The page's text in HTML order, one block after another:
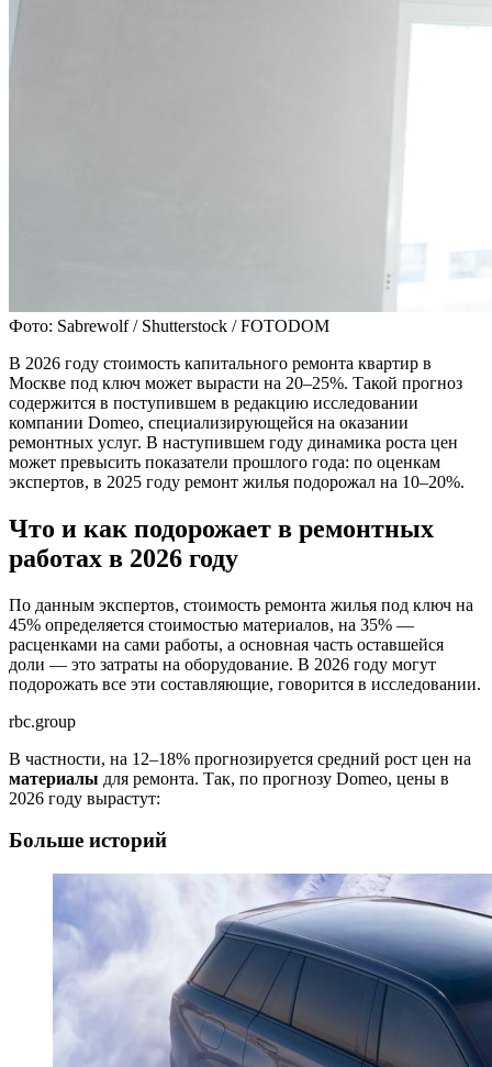
Фото: Sabrewolf / Shutterstock / FOTODOM
В 2026 году стоимость капитального ремонта квартир в
Москве под ключ может вырасти на 20–25%. Такой прогноз
содержится в поступившем в редакцию исследовании
компании Domeo, специализирующейся на оказании
ремонтных услуг. В наступившем году динамика роста цен
может превысить показатели прошлого года: по оценкам
экспертов, в 2025 году ремонт жилья подорожал на 10–20%.
Что и как подорожает в ремонтных
работах в 2026 году
По данным экспертов, стоимость ремонта жилья под ключ на
45% определяется стоимостью материалов, на 35% —
расценками на сами работы, а основная часть оставшейся
доли — это затраты на оборудование. В 2026 году могут
подорожать все эти составляющие, говорится в исследовании.
rbc.group
В частности, на 12–18% прогнозируется средний рост цен на
материалы для ремонта. Так, по прогнозу Domeo, цены в
2026 году вырастут:
Больше историй